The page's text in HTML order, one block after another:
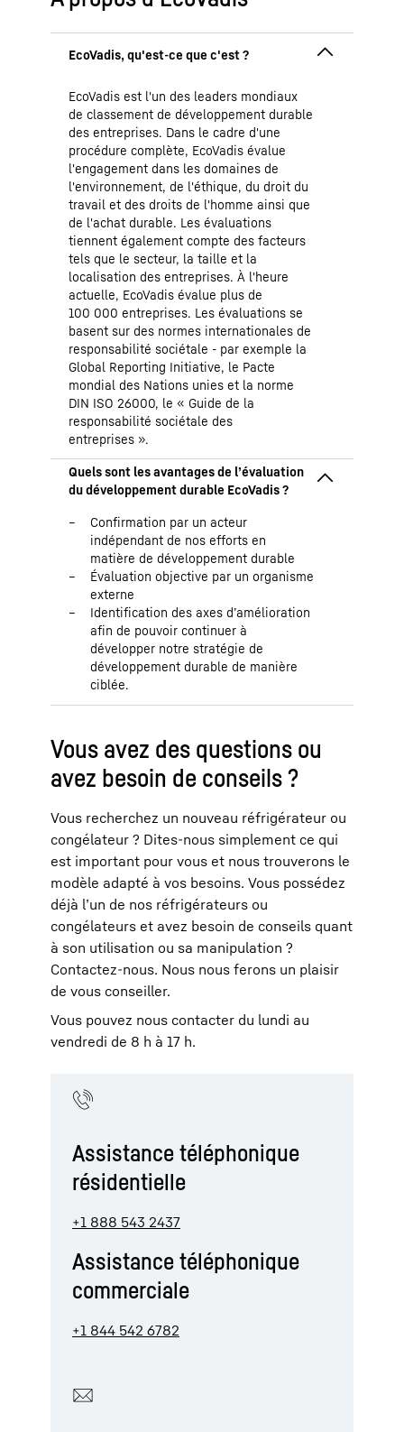
EcoVadis est l'un des leaders mondiaux
de classement de développement durable
des entreprises. Dans le cadre d'une
procédure complète, EcoVadis évalue
l'engagement dans les domaines de
l'environnement, de l'éthique, du droit du
travail et des droits de l'homme ainsi que
de l'achat durable. Les évaluations
tiennent également compte des facteurs
tels que le secteur, la taille et la
localisation des entreprises. À l'heure
actuelle, EcoVadis évalue plus de
100 000 entreprises. Les évaluations se
basent sur des normes internationales de
responsabilité sociétale - par exemple la
Global Reporting Initiative, le Pacte
mondial des Nations unies et la norme
DIN ISO 26000, le « Guide de la
responsabilité sociétale des
entreprises ».
Confirmation par un acteur
indépendant de nos efforts en
matière de développement durable
Évaluation objective par un organisme
externe
Identification des axes d’amélioration
afin de pouvoir continuer à
développer notre stratégie de
développement durable de manière
ciblée.
Vous avez des questions ou
avez besoin de conseils ?
Vous recherchez un nouveau réfrigérateur ou
congélateur ? Dites-nous simplement ce qui
est important pour vous et nous trouverons le
modèle adapté à vos besoins. Vous possédez
déjà l’un de nos réfrigérateurs ou
congélateurs et avez besoin de conseils quant
à son utilisation ou sa manipulation ?
Contactez-nous. Nous nous ferons un plaisir
de vous conseiller.
Vous pouvez nous contacter du lundi au
vendredi de 8 h à 17 h.
Assistance téléphonique
résidentielle
+1 888 543 2437
Assistance téléphonique
commerciale
+1 844 542 6782